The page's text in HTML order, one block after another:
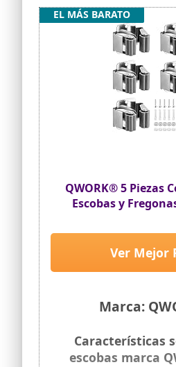
QWORK® 5 Piezas
Escobas y
Inoxidable, Para
Armario De
Garaje
Marca:
Ver Mejor
EL MÁS BARATO
Características
escobas marca